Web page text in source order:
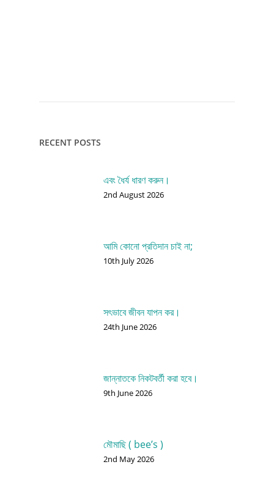
RECENT POSTS
এবং ধৈর্য ধারণ করুন।
2nd August 2026
আমি কোনো প্রতিদান চাই না;
10th July 2026
সৎভাবে জীবন যাপন কর।
24th June 2026
জান্নাতকে নিকটবর্তী করা হবে।
9th June 2026
মৌমাছি ( bee’s )
2nd May 2026